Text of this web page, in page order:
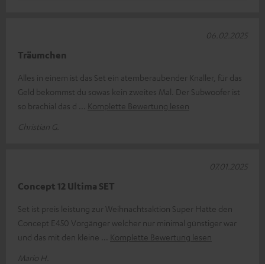
Träumchen
Alles in einem ist das Set ein atemberaubender Knaller, für das
Geld bekommst du sowas kein zweites Mal. Der Subwoofer ist
so brachial das d
Komplette Bewertung lesen
Christian G.
06.02.2025
Concept 12 Ultima SET
Set ist preis leistung zur Weihnachtsaktion Super Hatte den
Concept E450 Vorgänger welcher nur minimal günstiger war
und das mit den kleine
Komplette Bewertung lesen
Mario H.
07.01.2025